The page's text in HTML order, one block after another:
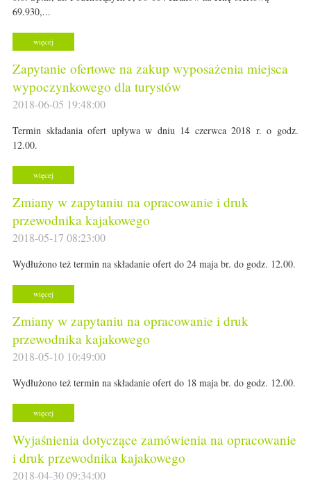
69.930,...
więcej
Zapytanie ofertowe na zakup wyposażenia miejsca
wypoczynkowego dla turystów
2018-06-05 19:48:00
Termin składania ofert upływa w dniu 14 czerwca 2018 r. o godz.
12.00.
więcej
Zmiany w zapytaniu na opracowanie i druk
przewodnika kajakowego
2018-05-17 08:23:00
Wydłużono też termin na składanie ofert do 24 maja br. do godz. 12.00.
więcej
Zmiany w zapytaniu na opracowanie i druk
przewodnika kajakowego
2018-05-10 10:49:00
Wydłużono też termin na składanie ofert do 18 maja br. do godz. 12.00.
więcej
Wyjaśnienia dotyczące zamówienia na opracowanie
i druk przewodnika kajakowego
2018-04-30 09:34:00